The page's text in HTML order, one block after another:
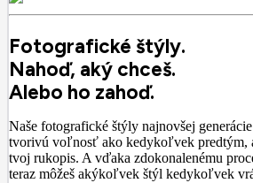
Fotografické štýly.
Nahoď, aký chceš.
Alebo ho zahoď.
Naše fotografické štýly najnovšej
tvorivú voľnosť ako kedykoľvek predtým,
tvoj rukopis. A vďaka zdokonalenému
teraz môžeš akýkoľvek štýl kedykoľvek